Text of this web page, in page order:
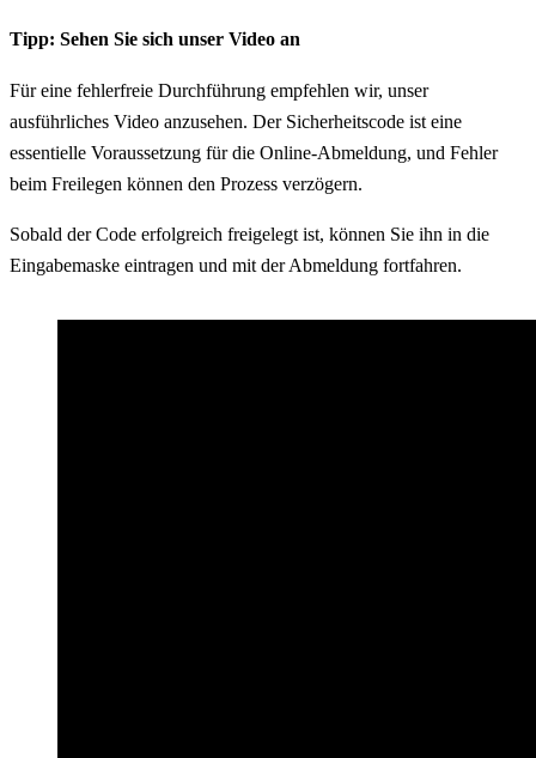
Tipp: Sehen Sie sich unser Video an
Für eine fehlerfreie Durchführung empfehlen wir, unser
ausführliches Video anzusehen. Der Sicherheitscode ist eine
essentielle Voraussetzung für die Online-Abmeldung, und Fehler
beim Freilegen können den Prozess verzögern.
Sobald der Code erfolgreich freigelegt ist, können Sie ihn in die
Eingabemaske eintragen und mit der Abmeldung fortfahren.